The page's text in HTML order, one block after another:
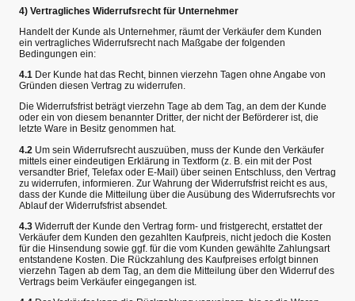
4) Vertragliches Widerrufsrecht für Unternehmer
Handelt der Kunde als Unternehmer, räumt der Verkäufer dem Kunden
ein vertragliches Widerrufsrecht nach Maßgabe der folgenden
Bedingungen ein:
4.1 Der Kunde hat das Recht, binnen vierzehn Tagen ohne Angabe von
Gründen diesen Vertrag zu widerrufen.
Die Widerrufsfrist beträgt vierzehn Tage ab dem Tag, an dem der Kunde
oder ein von diesem benannter Dritter, der nicht der Beförderer ist, die
letzte Ware in Besitz genommen hat.
4.2 Um sein Widerrufsrecht auszuüben, muss der Kunde den Verkäufer
mittels einer eindeutigen Erklärung in Textform (z. B. ein mit der Post
versandter Brief, Telefax oder E-Mail) über seinen Entschluss, den Vertrag
zu widerrufen, informieren. Zur Wahrung der Widerrufsfrist reicht es aus,
dass der Kunde die Mitteilung über die Ausübung des Widerrufsrechts vor
Ablauf der Widerrufsfrist absendet.
4.3 Widerruft der Kunde den Vertrag form- und fristgerecht, erstattet der
Verkäufer dem Kunden den gezahlten Kaufpreis, nicht jedoch die Kosten
für die Hinsendung sowie ggf. für die vom Kunden gewählte Zahlungsart
entstandene Kosten. Die Rückzahlung des Kaufpreises erfolgt binnen
vierzehn Tagen ab dem Tag, an dem die Mitteilung über den Widerruf des
Vertrags beim Verkäufer eingegangen ist.